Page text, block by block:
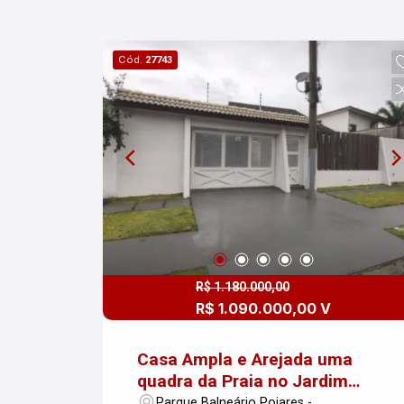
Cód. 27743
R$ 1.180.000,00
R$ 1.090.000,00 V
Casa Ampla e Arejada uma
quadra da Praia no Jardim